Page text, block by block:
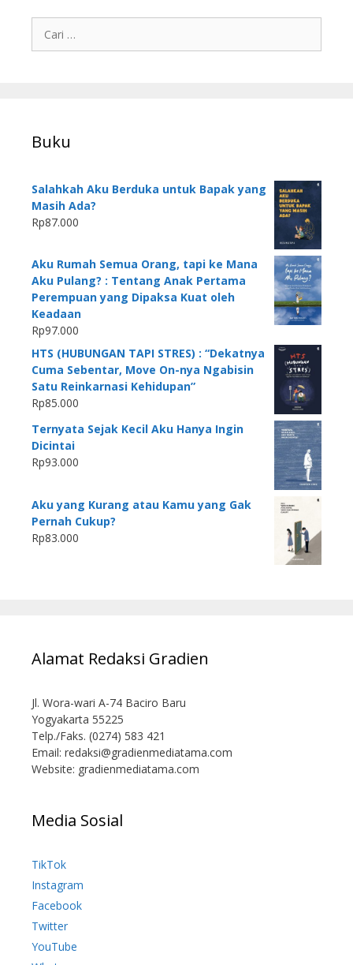
Buku
Salahkah Aku Berduka untuk Bapak yang
Masih Ada?
Rp87.000
Aku Rumah Semua Orang, tapi ke Mana
Aku Pulang? : Tentang Anak Pertama
Perempuan yang Dipaksa Kuat oleh
Keadaan
Rp97.000
HTS (HUBUNGAN TAPI STRES) : “Dekatnya
Cuma Sebentar, Move On-nya Ngabisin
Satu Reinkarnasi Kehidupan”
Rp85.000
Ternyata Sejak Kecil Aku Hanya Ingin
Dicintai
Rp93.000
Aku yang Kurang atau Kamu yang Gak
Pernah Cukup?
Rp83.000
Alamat Redaksi Gradien
Jl. Wora-wari A-74 Baciro Baru
Yogyakarta 55225
Telp./Faks. (0274) 583 421
Email: redaksi@gradienmediatama.com
Website: gradienmediatama.com
Media Sosial
TikTok
Instagram
Facebook
Twitter
YouTube